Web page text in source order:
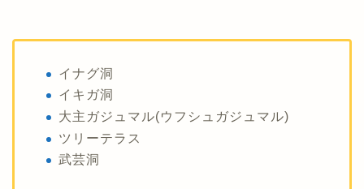
イナグ洞
イキガ洞
大主ガジュマル(ウフシュガジュマル)
ツリーテラス
武芸洞